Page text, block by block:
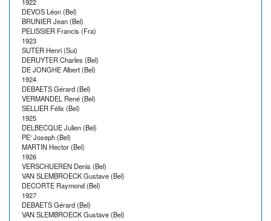
DEVOS Léon (Bel)
BRUNIER Jean (Bel)
PELISSIER Francis (Fra)
1923
SUTER Henri (Sui)
DERUYTER Charles (Bel)
DE JONGHE Albert (Bel)
1924
DEBAETS Gérard (Bel)
VERMANDEL René (Bel)
SELLIER Félix (Bel)
1925
DELBECQUE Julien (Bel)
PE' Joseph (Bel)
MARTIN Hector (Bel)
1926
VERSCHUEREN Denis (Bel)
VAN SLEMBROECK Gustave (Bel)
DECORTE Raymond (Bel)
1927
DEBAETS Gérard (Bel)
VAN SLEMBROECK Gustave (Bel)